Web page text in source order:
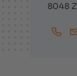
8048